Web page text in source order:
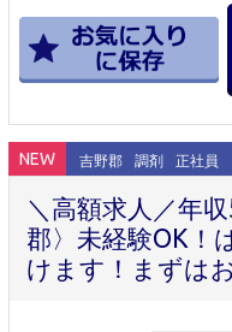
NEW 吉野郡 調剤 正社員
＼高額求人／年
郡〉未経験OK！
けます！まずは